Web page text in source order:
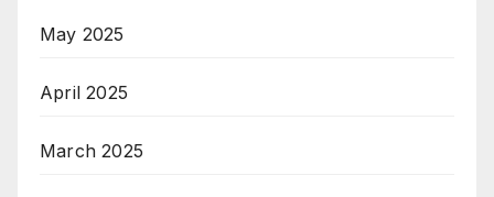
May 2025
April 2025
March 2025